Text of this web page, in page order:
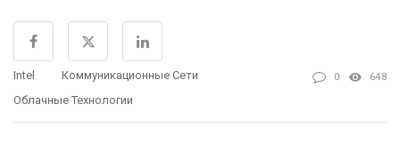
Intel
Коммуникационные Сети
Облачные Технологии
0 648